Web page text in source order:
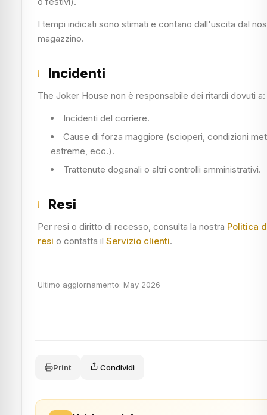
I tempi indicati sono stimati e contano dall'uscita dal
magazzino.
Incidenti
The Joker House non è responsabile dei ritardi dovuti a:
Incidenti del corriere.
Cause di forza maggiore (scioperi, condizioni
estreme, ecc.).
Trattenute doganali o altri controlli amministrativi.
Resi
Per resi o diritto di recesso, consulta la nostra Politica
resi o contatta il Servizio clienti.
Ultimo aggiornamento: May 2026
Print Condividi